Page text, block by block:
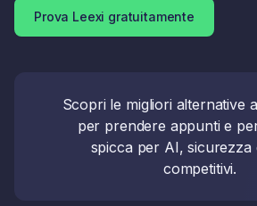
Prova Leexi gratuitamente
Scopri le migliori alternative
per prendere appunti e
spicca per AI, sicurezza
competitivi.